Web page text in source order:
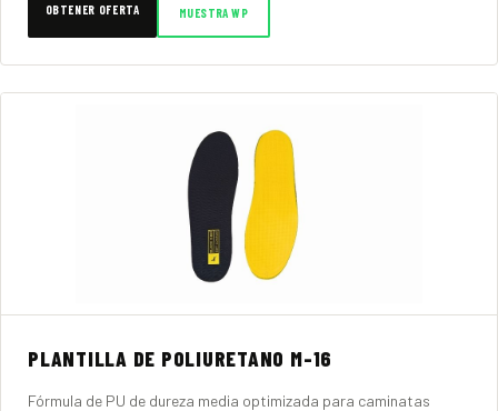
OBTENER OFERTA MUESTRA WP
PLANTILLA DE POLIURETANO M-16
Fórmula de PU de dureza media optimizada para caminatas